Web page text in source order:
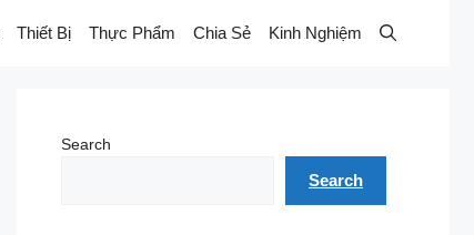
Thiết Bị Thực Phẩm Chia Sẻ Kinh Nghiệm
Search
Search